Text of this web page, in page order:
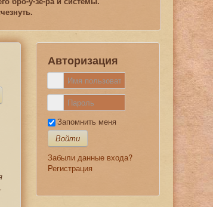
Авторизация
Запомнить меня
Войти
Забыли данные входа?
Регистрация